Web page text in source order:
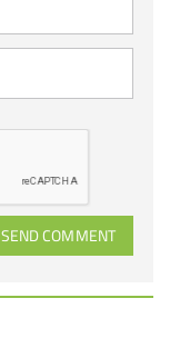
SEND COMMENT